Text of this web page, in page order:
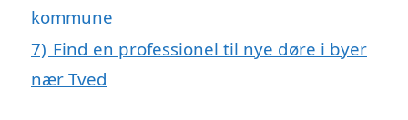
kommune
7) Find en professionel til nye døre i byer
nær Tved